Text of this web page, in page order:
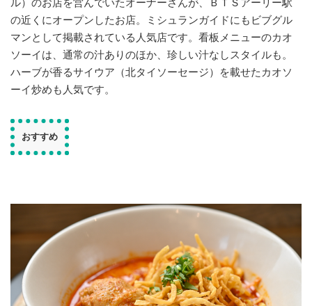
の近くにオープンしたお店。ミシュランガイドにもビブグル
マンとして掲載されている人気店です。看板メニューのカオ
ソーイは、通常の汁ありのほか、珍しい汁なしスタイルも。
ハーブが香るサイウア（北タイソーセージ）を載せたカオソ
ーイ炒めも人気です。
おすすめ